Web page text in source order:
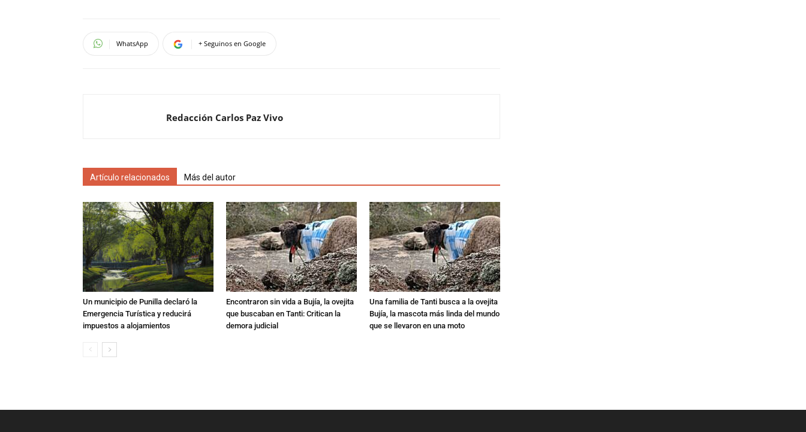
WhatsApp + Seguinos en Google
Redacción Carlos Paz Vivo
Artículo relacionados Más del autor
Un municipio de Punilla declaró la
Emergencia Turística y reducirá
impuestos a alojamientos
Encontraron sin vida a Bujía, la ovejita
que buscaban en Tanti: Critican la
demora judicial
Una familia de Tanti busca a la ovejita
Bujía, la mascota más linda del mundo
que se llevaron en una moto